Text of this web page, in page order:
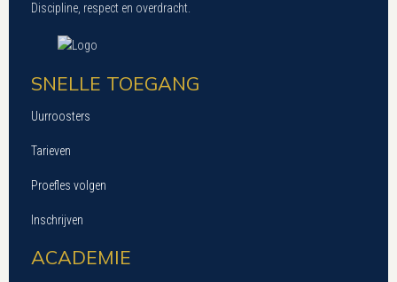
Discipline, respect en overdracht.
SNELLE TOEGANG
Uurroosters
Tarieven
Proefles volgen
Inschrijven
ACADEMIE